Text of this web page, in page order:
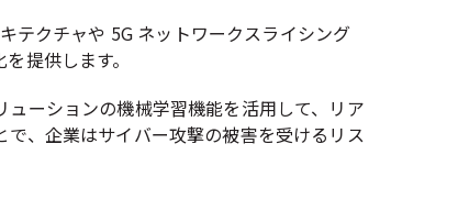
テクチャや 5G ネットワークスライシング
提供します。
ーションの機械学習機能を活用して、リア
、企業はサイバー攻撃の被害を受けるリス